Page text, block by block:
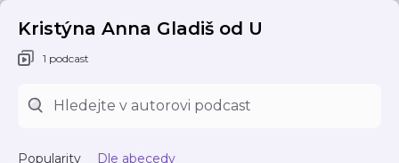
Kristýna Anna Gladiš od U
1 podcast
Popularity Dle abecedy